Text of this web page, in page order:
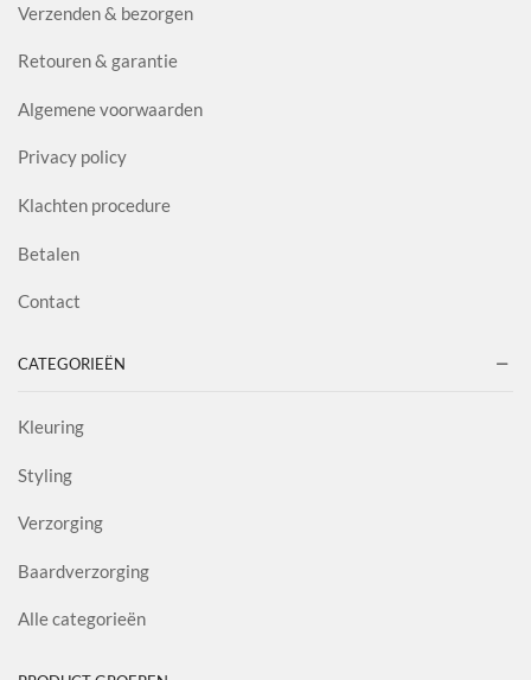
Verzenden & bezorgen
Retouren & garantie
Algemene voorwaarden
Privacy policy
Klachten procedure
Betalen
Contact
CATEGORIEËN
Kleuring
Styling
Verzorging
Baardverzorging
Alle categorieën